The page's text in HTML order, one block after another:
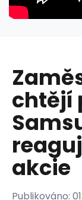
chtějí
akcie
Publikováno: